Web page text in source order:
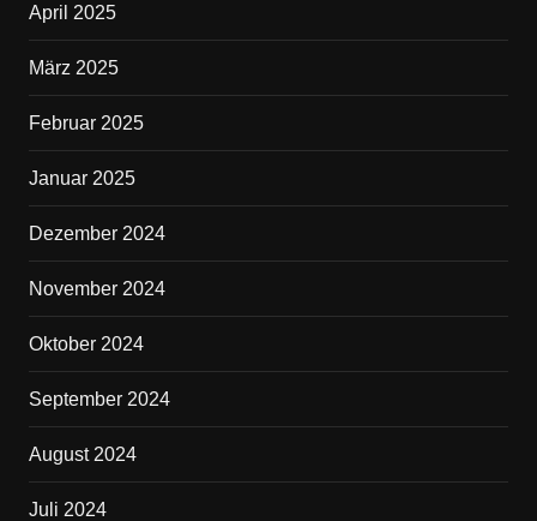
April 2025
März 2025
Februar 2025
Januar 2025
Dezember 2024
November 2024
Oktober 2024
September 2024
August 2024
Juli 2024